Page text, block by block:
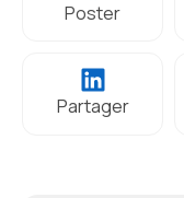
Poster
Partager